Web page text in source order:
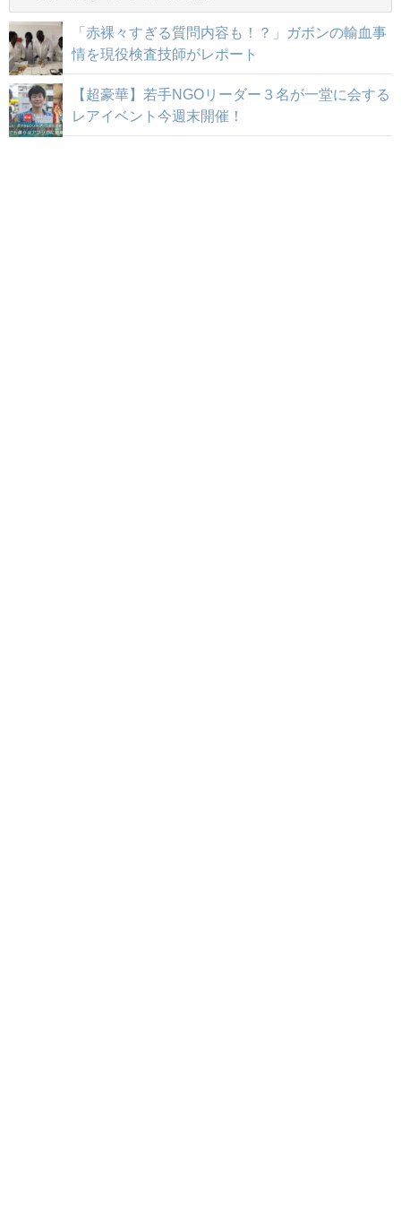
「赤裸々すぎる質問内容も！？」ガボンの輸血事
情を現役検査技師がレポート
【超豪華】若手NGOリーダー３名が一堂に会する
レアイベント今週末開催！